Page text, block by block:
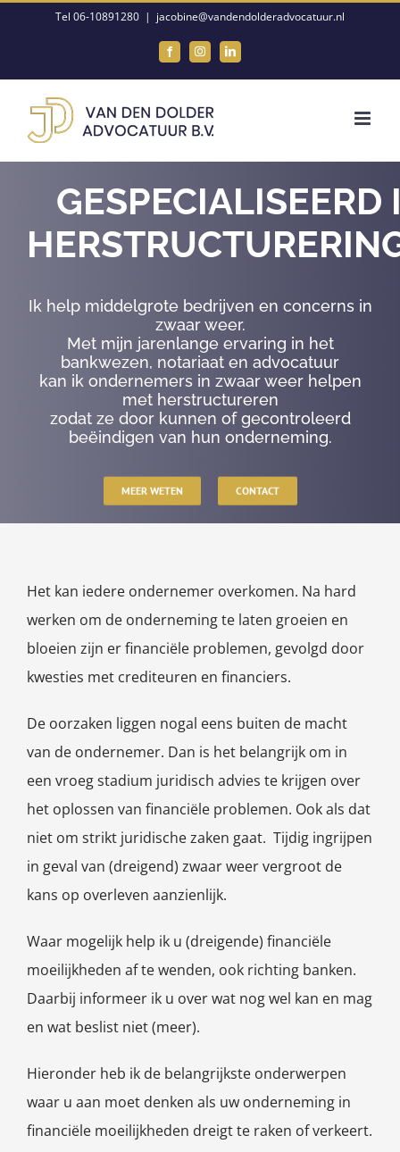
Tel 06-10891280 | jacobine@vandendolderadvocatuur.nl
FacebookInstagramLinkedIn
GESPECIALISEERD
Ik help middelgrote bedrijven en concerns in
zwaar weer.
Met mijn jarenlange ervaring in het
bankwezen, notariaat en advocatuur
kan ik ondernemers in zwaar weer helpen
met herstructureren
zodat ze door kunnen of gecontroleerd
beëindigen van hun onderneming.
MEER WETEN CONTACT
Het kan iedere ondernemer overkomen. Na hard
werken om de onderneming te laten groeien en
bloeien zijn er financiële problemen, gevolgd door
kwesties met crediteuren en financiers.
De oorzaken liggen nogal eens buiten de macht
van de ondernemer. Dan is het belangrijk om in
een vroeg stadium juridisch advies te krijgen over
het oplossen van financiële problemen. Ook als dat
niet om strikt juridische zaken gaat. Tijdig ingrijpen
in geval van (dreigend) zwaar weer vergroot de
kans op overleven aanzienlijk.
Waar mogelijk help ik u (dreigende) financiële
moeilijkheden af te wenden, ook richting banken.
Daarbij informeer ik u over wat nog wel kan en mag
en wat beslist niet (meer).
Hieronder heb ik de belangrijkste onderwerpen
waar u aan moet denken als uw onderneming in
financiële moeilijkheden dreigt te raken of verkeert.